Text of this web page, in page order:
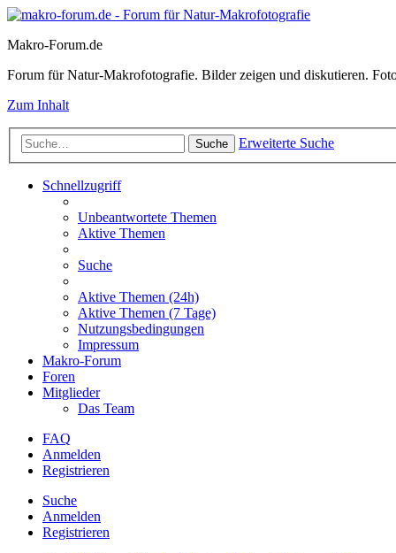
Makro-Forum.de
Forum für Natur-Makrofotografie. Bilder zeigen und diskutieren.
Zum Inhalt
Suche Erweiterte Suche
Schnellzugriff
Unbeantwortete Themen
Aktive Themen
Suche
Aktive Themen (24h)
Aktive Themen (7 Tage)
Nutzungsbedingungen
Impressum
Makro-Forum
Foren
Mitglieder
Das Team
FAQ
Anmelden
Registrieren
Suche
Anmelden
Registrieren